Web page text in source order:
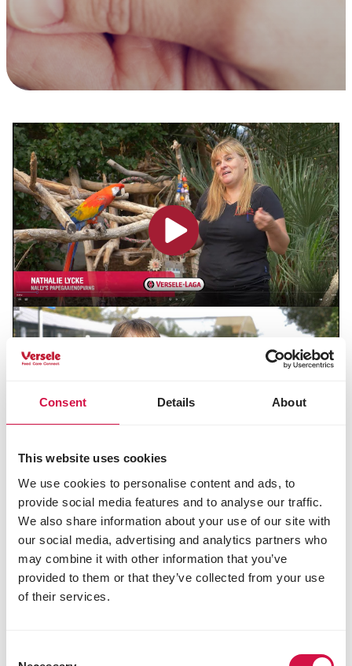
Consent Details About
This website uses cookies
We use cookies to personalise content and ads, to
provide social media features and to analyse our traffic.
We also share information about your use of our site with
our social media, advertising and analytics partners who
may combine it with other information that you’ve
provided to them or that they’ve collected from your use
of their services.